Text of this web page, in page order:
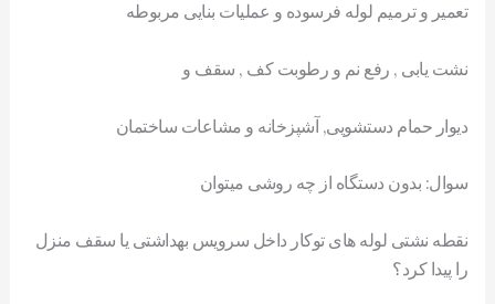
تعمیر و ترمیم لوله فرسوده و عملیات بنایی مربوطه
نشت یابی , رفع نم و رطوبت کف , سقف و
دیوار حمام دستشویی, آشپزخانه و مشاعات ساختمان
سوال: بدون دستگاه از چه روشی میتوان
نقطه نشتی لوله های توکار داخل سرویس بهداشتی یا سقف منزل
را پیدا کرد؟